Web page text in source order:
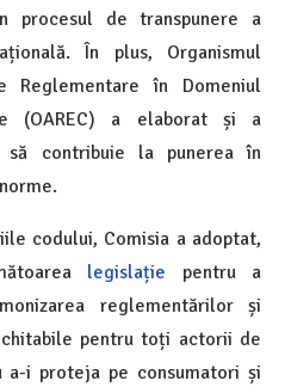
de transpunere a
În plus, Organismul
Reglementare în Domeniul
(OAREC) a elaborat și a
să contribuie la punerea în
codului, Comisia a adoptat,
legislație pentru a
reglementărilor și
pentru toți actorii de
a-i proteja pe consumatori și